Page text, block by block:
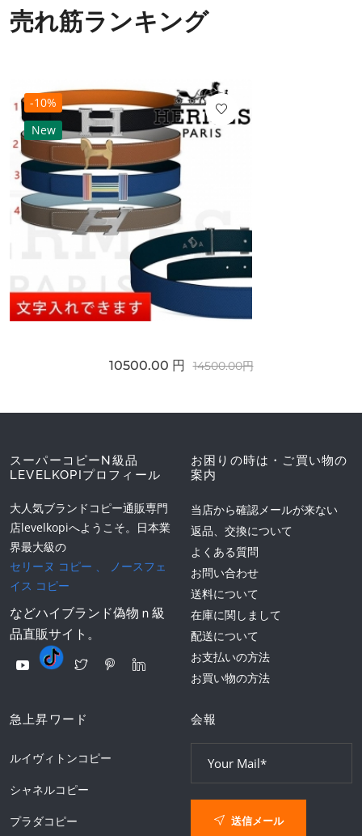
売れ筋ランキング
-10%
New
10500.00 円 14500.00円
スーパーコピーN級品
LEVELKOPIプロフィール
大人気ブランドコピー通販専門
店levelkopiへようこそ。日本業
界最大級の
セリーヌ コピー 、
ノースフェ
イス コピー
などハイブランド偽物ｎ級
品直販サイト。
お困りの時は・ご買い物の
案内
当店から確認メールが来ない
返品、交換について
よくある質問
お問い合わせ
送料について
在庫に関しまして
配送について
お支払いの方法
お買い物の方法
急上昇ワード
ルイヴィトンコピー
シャネルコピー
プラダコピー
会報
送信メール